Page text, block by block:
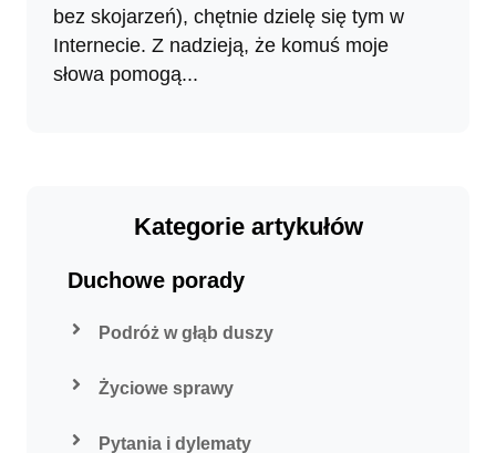
bez skojarzeń), chętnie dzielę się tym w
Internecie. Z nadzieją, że komuś moje
słowa pomogą...
Kategorie artykułów
Duchowe porady
Podróż w głąb duszy
Życiowe sprawy
Pytania i dylematy